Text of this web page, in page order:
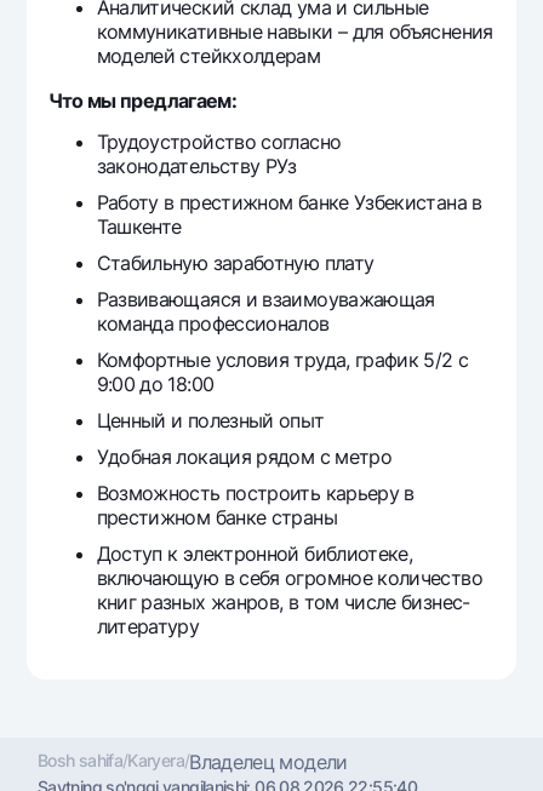
Аналитический склад ума и сильные
коммуникативные навыки – для объяснения
моделей стейкхолдерам
Что мы предлагаем:
Трудоустройство согласно
законодательству РУз
Работу в престижном банке Узбекистана в
Ташкенте
Стабильную заработную плату
Развивающаяся и взаимоуважающая
команда профессионалов
Комфортные условия труда, график 5/2 с
9:00 до 18:00
Ценный и полезный опыт
Удобная локация рядом с метро
Возможность построить карьеру в
престижном банке страны
Доступ к электронной библиотеке,
включающую в себя огромное количество
книг разных жанров, в том числе бизнес-
литературу
Bosh sahifa/Karyera/Владелец модели